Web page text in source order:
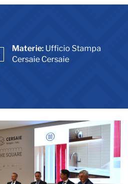
Materie: Ufficio Stampa
Cersaie Cersaie